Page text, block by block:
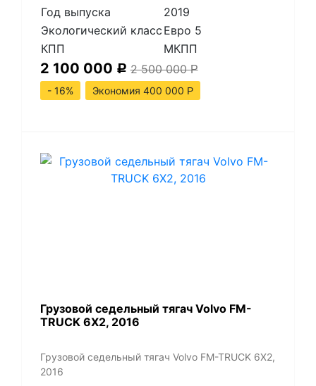
Год выпуска
2019
Экологический класс Евро 5
КПП
МКПП
2 100 000 Р 2 500 000Р
- 16%
Экономия 400 000 Р
​Грузовой седельный тягач Volvo FM-
TRUCK 6X2, 2016
​Грузовой седельный тягач Volvo FM-TRUCK 6X2,
2016